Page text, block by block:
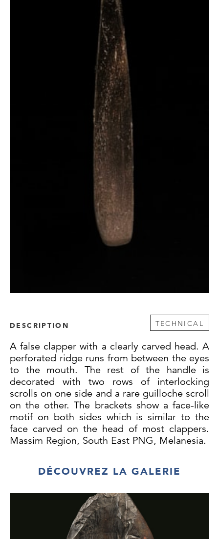
DESCRIPTION TECHNICAL
A false clapper with a clearly carved head. A
perforated ridge runs from between the eyes
to the mouth. The rest of the handle is
decorated with two rows of interlocking
scrolls on one side and a rare guilloche scroll
on the other. The brackets show a face-like
motif on both sides which is similar to the
face carved on the head of most clappers.
Massim Region, South East PNG, Melanesia.
DÉCOUVREZ LA GALERIE